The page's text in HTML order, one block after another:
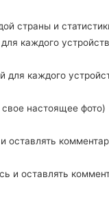
Jelly Bean 4.1.2
страны и
каждого
для каждого
настоящее фото)
оставлять
и оставлять